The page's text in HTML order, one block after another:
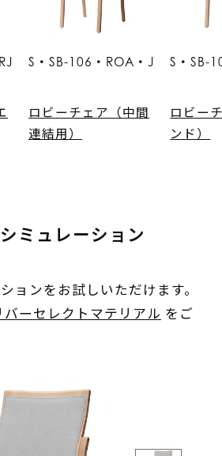
S・SB-106・ROA・J
ロビーチェア（中間
連結用）
S・SB-
ロビー
ンド）
ミュレーション
ョンをお試しいただけます。
バーセレクトマテリアル をご